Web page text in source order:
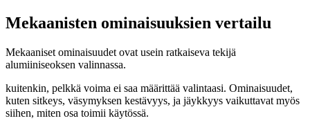
Mekaanisten ominaisuuksien vertailu
Mekaaniset ominaisuudet ovat usein ratkaiseva tekijä
alumiiniseoksen valinnassa.
kuitenkin, pelkkä voima ei saa määrittää valintaasi. Ominaisuudet,
kuten sitkeys, väsymyksen kestävyys, ja jäykkyys vaikuttavat myös
siihen, miten osa toimii käytössä.